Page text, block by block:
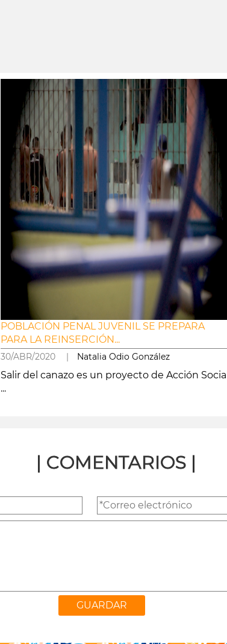
POBLACIÓN PENAL JUVENIL SE PREPARA
PARA LA REINSERCIÓN...
30/ABR/2020 | Natalia Odio González
Salir del canazo es un proyecto de Acción Social
...
| COMENTARIOS |